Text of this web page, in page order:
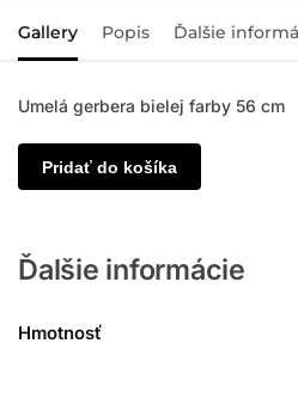
Gallery Popis Ďalšie
Umelá gerbera bielej farby 56 cm
Pridať do košíka
Ďalšie informácie
Hmotnosť